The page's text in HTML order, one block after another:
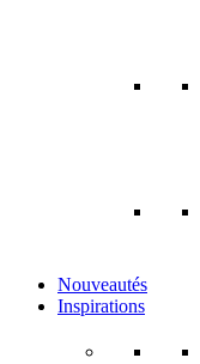
Nouveautés
Inspirations